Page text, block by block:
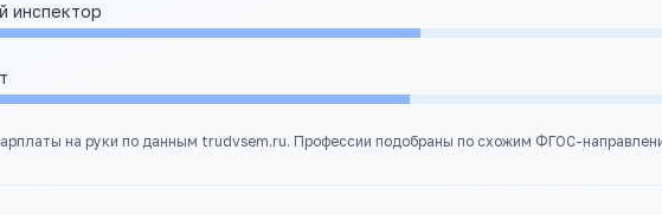
инспектор
на руки по данным trudvsem.ru. Профессии подобраны по схожим ФГОС-